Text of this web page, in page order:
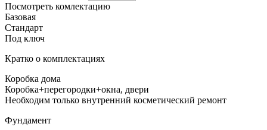
Посмотреть комлектацию
Базовая
Стандарт
Под ключ
Кратко о комплектациях
Коробка дома
Коробка+перегородки+окна, двери
Необходим только внутренний косметический ремонт
Фундамент